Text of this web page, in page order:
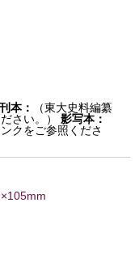
刊本：
（東大史料編纂
さい。）
影写本：
クをご参照くださ